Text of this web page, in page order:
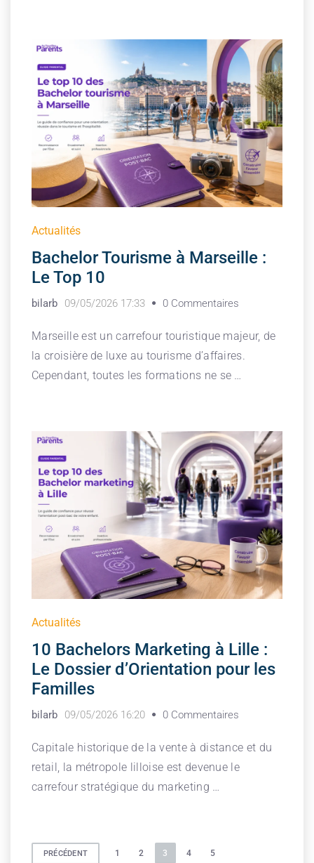
Actualités
Bachelor Tourisme à Marseille :
Le Top 10
bilarb 09/05/2026 17:33 0 Commentaires
Marseille est un carrefour touristique majeur, de
la croisière de luxe au tourisme d’affaires.
Cependant, toutes les formations ne se …
Actualités
10 Bachelors Marketing à Lille :
Le Dossier d’Orientation pour les
Familles
bilarb 09/05/2026 16:20 0 Commentaires
Capitale historique de la vente à distance et du
retail, la métropole lilloise est devenue le
carrefour stratégique du marketing …
Pagination
PRÉCÉDENT 1 2 3 4 5